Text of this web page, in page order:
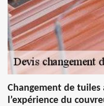
Changement de tuiles
l’expérience du